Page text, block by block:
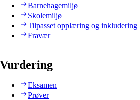
Barnehagemiljø
Skolemiljø
Tilpasset opplæring og inkludering
Fravær
Vurdering
Eksamen
Prøver